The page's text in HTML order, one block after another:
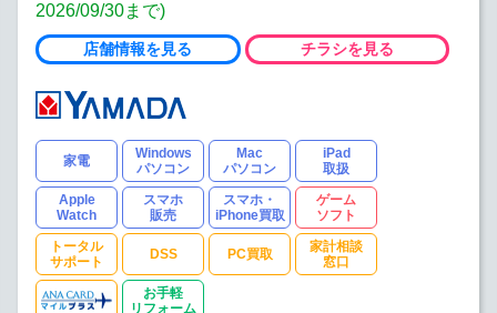
2026/09/30まで)
店舗情報を見る チラシを見る
家電
Windows
パソコン
Mac
パソコン
iPad
取扱
Apple
Watch
スマホ
販売
スマホ・
iPhone買取
ゲーム
ソフト
トータル
サポート
DSS PC買取
家計相談
窓口
お手軽
リフォーム